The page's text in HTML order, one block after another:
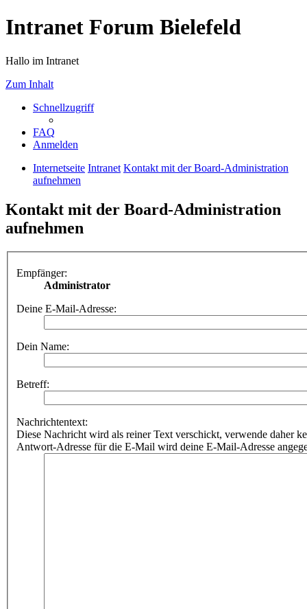
Intranet Forum Bielefeld
Hallo im Intranet
Zum Inhalt
Schnellzugriff
FAQ
Anmelden
Internetseite Intranet Kontakt mit der Board-Administration
aufnehmen
Kontakt mit der Board-Administration
aufnehmen
Empfänger:
Administrator
Deine E-Mail-Adresse:
Dein Name:
Betreff:
Nachrichtentext:
Diese Nachricht wird als reiner Text verschickt, verwende daher
Antwort-Adresse für die E-Mail wird deine E-Mail-Adresse